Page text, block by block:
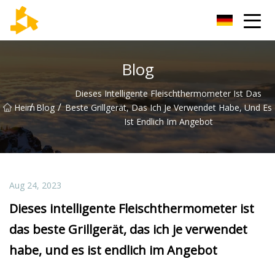
Blog
Heim
/ Blog /
Dieses Intelligente Fleischthermometer Ist Das
Beste Grillgerät, Das Ich Je Verwendet Habe, Und Es
Ist Endlich Im Angebot
Aug 24, 2023
Dieses intelligente Fleischthermometer ist
das beste Grillgerät, das ich je verwendet
habe, und es ist endlich im Angebot